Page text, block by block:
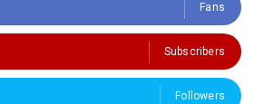
Fans
Subscribers
Followers